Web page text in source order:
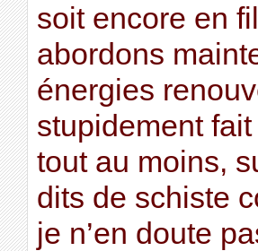
soit encore en
abordons
énergies
stupidement
tout au moins,
dits de schiste
je n’en doute